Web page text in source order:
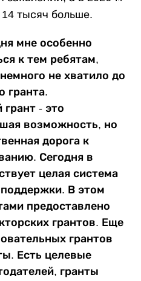
тысяч больше.
мне особенно
к тем ребятам,
не хватило до
гранта.
грант - это
возможность, но
дорога к
Сегодня в
целая система
В этом
предоставлено
грантов. Еще
грантов
Есть целевые
гранты